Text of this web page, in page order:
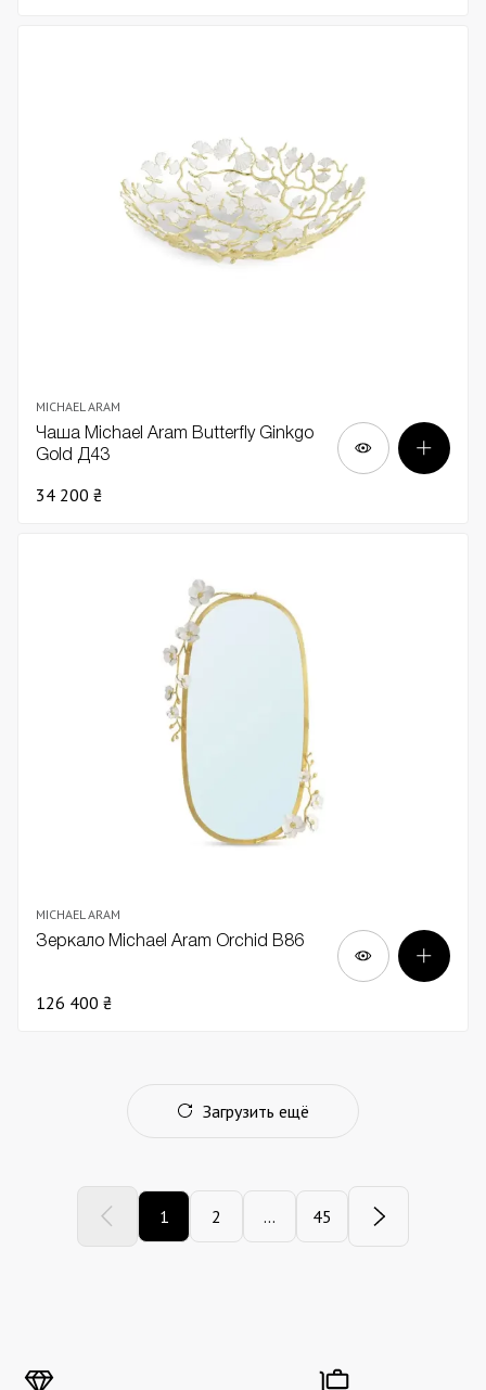
MICHAEL ARAM
Чаша Michael Aram Butterfly Ginkgo
Gold Д43
34 200 ₴
MICHAEL ARAM
Зеркало Michael Aram Orchid В86
126 400 ₴
Загрузить ещё
1 2 ... 45